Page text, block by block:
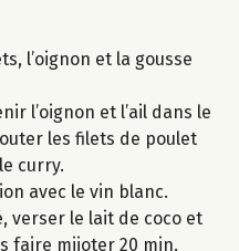
l’oignon et la gousse
l’oignon et l’ail dans le
les filets de poulet
curry.
avec le vin blanc.
verser le lait de coco et
faire mijoter 20 min.